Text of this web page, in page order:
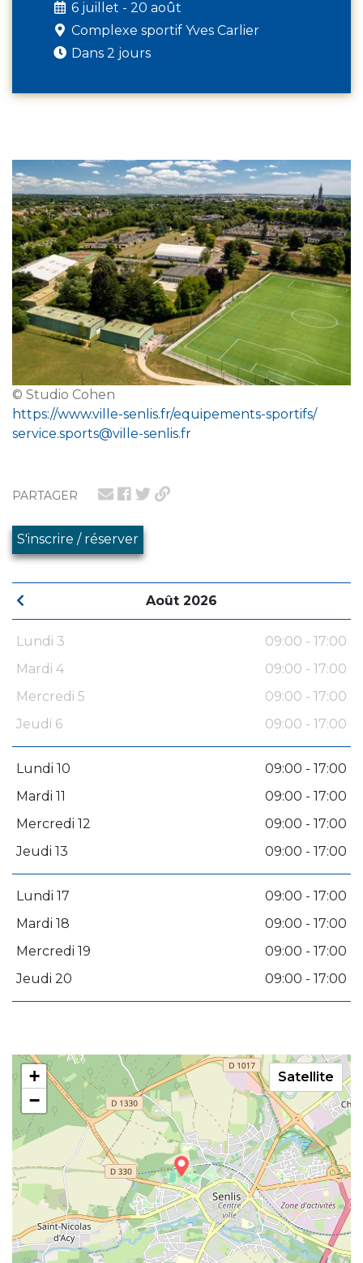
PARTAGER
S'inscrire / réserver
Août 2026
Lundi 3
09:00 - 17:00
Mardi 4
09:00 - 17:00
Mercredi 5
09:00 - 17:00
Jeudi 6
09:00 - 17:00
Lundi 10
09:00 - 17:00
Mardi 11
09:00 - 17:00
Mercredi 12
09:00 - 17:00
Jeudi 13
09:00 - 17:00
Lundi 17
09:00 - 17:00
Mardi 18
09:00 - 17:00
Mercredi 19
09:00 - 17:00
Jeudi 20
09:00 - 17:00
+
−
Satellite
6 juillet - 20 août
Complexe sportif Yves Carlier
Dans 2 jours
© Studio Cohen
https://www.ville-senlis.fr/equipements-sportifs/
service.sports@ville-senlis.fr